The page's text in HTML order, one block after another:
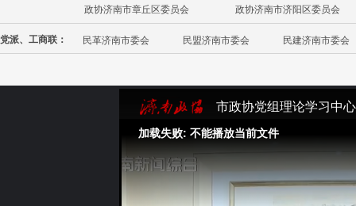
政协济南市章丘区委员会
政协济南市济阳区委员会
党派、工商联： 民革济南市委会 民盟济南市委会 民建济南市委会
市政协党组理论学习中
加载失败: 不能播放当前文件